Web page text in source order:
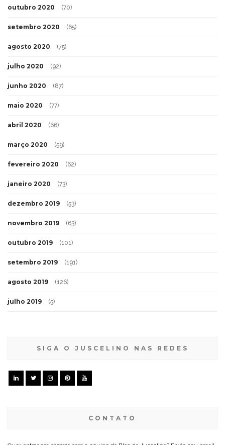
outubro 2020 (70)
setembro 2020 (65)
agosto 2020 (75)
julho 2020 (92)
junho 2020 (87)
maio 2020 (77)
abril 2020 (66)
março 2020 (59)
fevereiro 2020 (62)
janeiro 2020 (73)
dezembro 2019 (53)
novembro 2019 (63)
outubro 2019 (101)
setembro 2019 (191)
agosto 2019 (126)
julho 2019 (5)
SIGA O JUSCELINO NAS REDES
CONTATO